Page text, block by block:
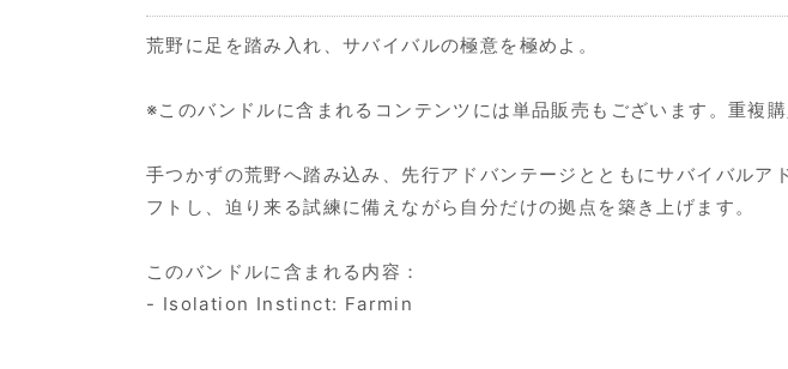
荒野に足を踏み入れ、サバイバルの極意を極めよ。
※このバンドルに含まれるコンテンツには単品販売もございます。重複購
手つかずの荒野へ踏み込み、先行アドバンテージとともにサバイバル
フトし、迫り来る試練に備えながら自分だけの拠点を築き上げます。
このバンドルに含まれる内容：
- Isolation Instinct: Farmin